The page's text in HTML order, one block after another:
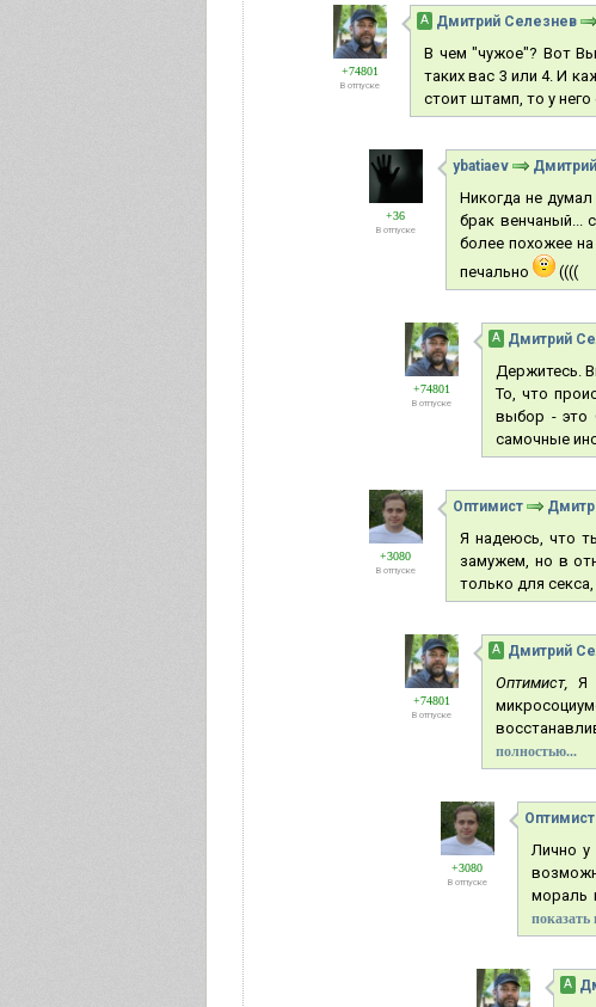
+74801
В отпуске
А Дмитрий Селезнев
В чем "чужое"? Вот
таких вас 3 или 4. И
стоит штамп, то у
+36
В отпуске
ybatiaev
Никогда не
брак венчаный...
более похожее
печально
((((
+74801
В отпуске
А Дмитрий
Держитесь.
То, что
выбор - это
самочные
+3080
В отпуске
Оптимист
Я надеюсь, что
замужем, но в
только для
+74801
В отпуске
А Дмитрий
Оптимист, Я
полностью...
+3080
В отпуске
Оптимист
Лично у
мораль
показать
А